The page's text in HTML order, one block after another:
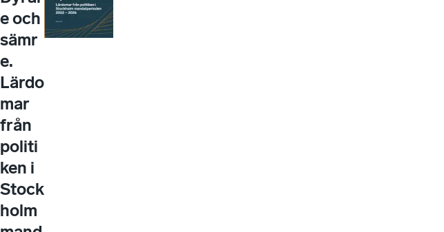
e och
sämr
e.
Lärdo
mar
från
politi
ken i
Stock
holm